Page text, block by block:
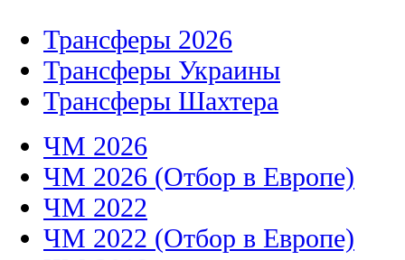
Трансферы 2026
Трансферы Украины
Трансферы Шахтера
ЧМ 2026
ЧМ 2026 (Отбор в Европе)
ЧМ 2022
ЧМ 2022 (Отбор в Европе)